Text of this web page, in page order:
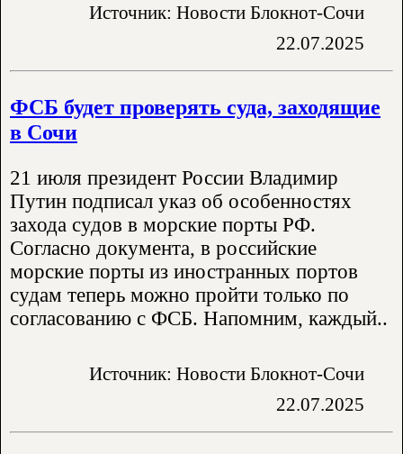
Источник: Новости Блокнот-Сочи
22.07.2025
ФСБ будет проверять суда, заходящие
в Сочи
21 июля президент России Владимир
Путин подписал указ об особенностях
захода судов в морские порты РФ.
Согласно документа, в российские
морские порты из иностранных портов
судам теперь можно пройти только по
согласованию с ФСБ. Напомним, каждый..
Источник: Новости Блокнот-Сочи
22.07.2025